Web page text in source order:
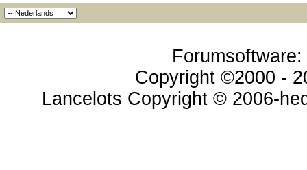
Copyright ©2000 -
Lancelots Copyright © 2006-